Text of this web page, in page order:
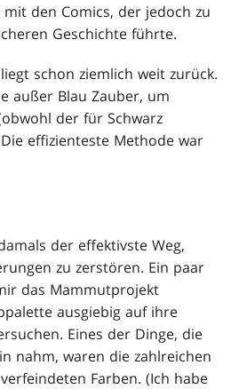
den Comics, der jedoch zu
Geschichte führte.
liegt schon ziemlich weit zurück.
außer Blau Zauber, um
der für Schwarz
effizienteste Methode war
der effektivste Weg,
zu zerstören. Ein paar
das Mammutprojekt
ausgiebig auf ihre
Eines der Dinge, die
nahm, waren die zahlreichen
Farben. (Ich habe